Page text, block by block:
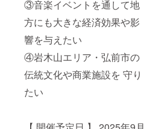
③音楽イベントを通して地
方にも大きな経済効果や影
響を与えたい
④岩木山エリア・弘前市の
伝統文化や商業施設を 守り
たい